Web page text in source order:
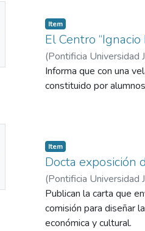
Item
El Centro
(Pontificia Universidad
Informa que con una
constituido por
Item
Docta exposición
(Pontificia Universidad
Publican la carta que
comisión para diseñar
económica y cultural.